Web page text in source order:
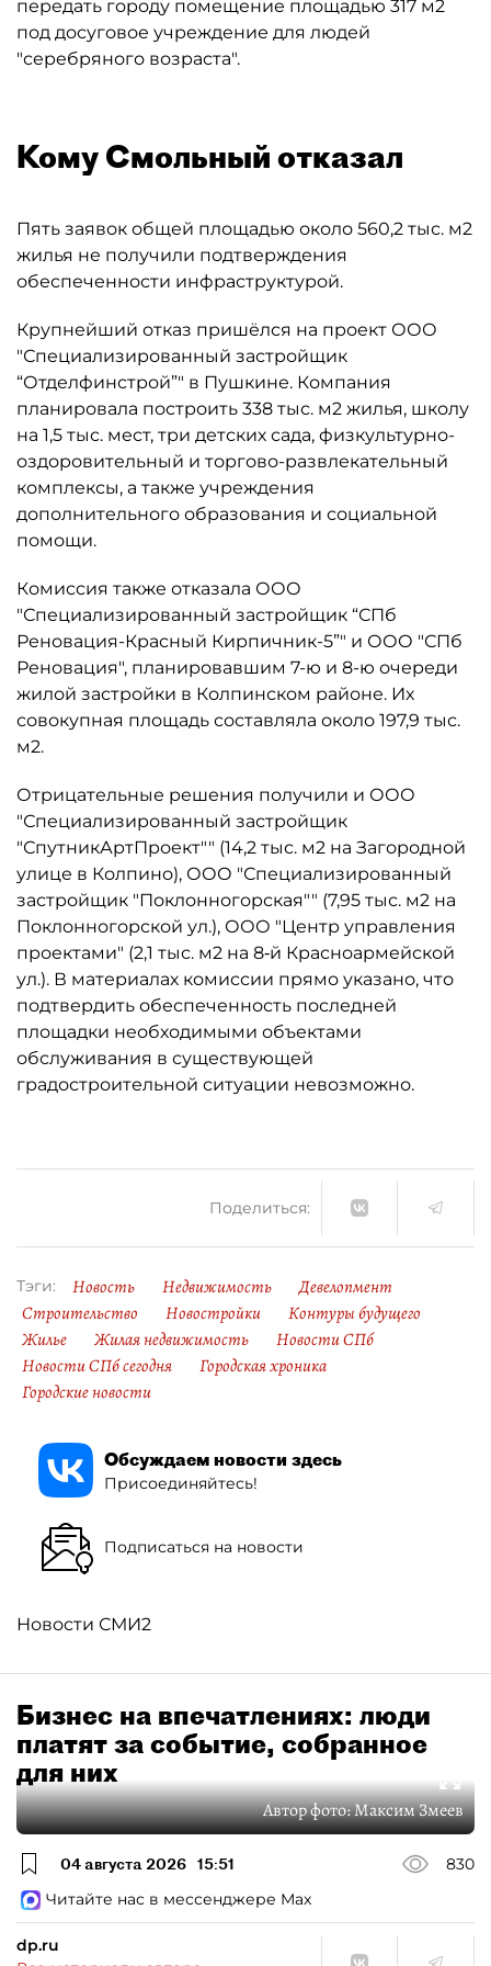
передать городу помещение площадью 317 м2
под досуговое учреждение для людей
"серебряного возраста".
Кому Смольный отказал
Пять заявок общей площадью около 560,2 тыс. м2
жилья не получили подтверждения
обеспеченности инфраструктурой.
Крупнейший отказ пришёлся на проект ООО
"Специализированный застройщик
“Отделфинстрой”" в Пушкине. Компания
планировала построить 338 тыс. м2 жилья, школу
на 1,5 тыс. мест, три детских сада, физкультурно-
оздоровительный и торгово-развлекательный
комплексы, а также учреждения
дополнительного образования и социальной
помощи.
Комиссия также отказала ООО
"Специализированный застройщик “СПб
Реновация-Красный Кирпичник-5”" и ООО "СПб
Реновация", планировавшим 7-ю и 8-ю очереди
жилой застройки в Колпинском районе. Их
совокупная площадь составляла около 197,9 тыс.
м2.
Отрицательные решения получили и ООО
"Специализированный застройщик
"СпутникАртПроект"" (14,2 тыс. м2 на Загородной
улице в Колпино), ООО "Специализированный
застройщик "Поклонногорская"" (7,95 тыс. м2 на
Поклонногорской ул.), ООО "Центр управления
проектами" (2,1 тыс. м2 на 8‑й Красноармейской
ул.). В материалах комиссии прямо указано, что
подтвердить обеспеченность последней
площадки необходимыми объектами
обслуживания в существующей
градостроительной ситуации невозможно.
Поделиться:
Тэги: Новость Недвижимость
Девелопмент
Строительство
Новостройки
Контуры будущего
Жилье
Жилая недвижимость
Новости СПб
Новости СПб сегодня
Городская хроника
Городские новости
Обсуждаем новости здесь
Присоединяйтесь!
Подписаться на новости
Новости СМИ2
Бизнес на впечатлениях: люди
платят за событие, собранное
для них
Автор фото:Максим Змеев
04 августа 2026 15:51
830
Читайте нас в мессенджере Max
dp.ru